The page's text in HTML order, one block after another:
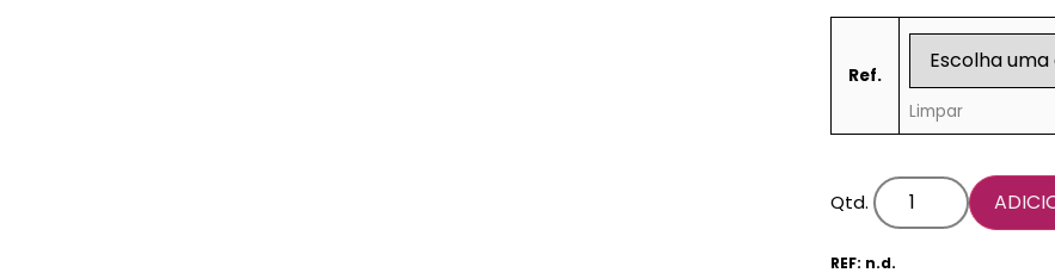
Ref.
Limpar
Qtd.
REF: n.d.